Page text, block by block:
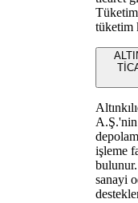
Tüketim
tüketim
A.Ş.'nin
işleme
sanayi